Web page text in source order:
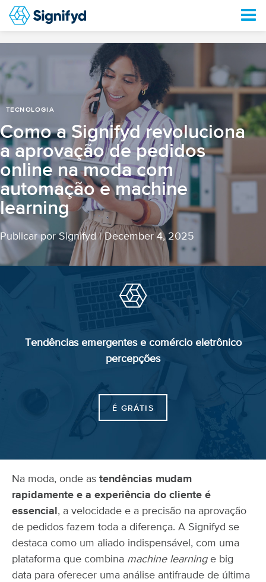
TECNOLOGIA
Como a Signifyd revoluciona
a aprovação de pedidos
online na moda com
automação e machine
learning
Publicar por Signifyd|December 4, 2025
Tendências emergentes e comércioeletrônico
percepções
É GRÁTIS
Na moda, onde as tendências mudam
rapidamente e a experiência do cliente é
essencial , a velocidade e a precisão na aprovação
de pedidos fazem toda a diferença. A Signifyd se
destaca como um aliado indispensável, com uma
plataforma que combina machine learninge big
data para oferecer uma análise antifraude de última